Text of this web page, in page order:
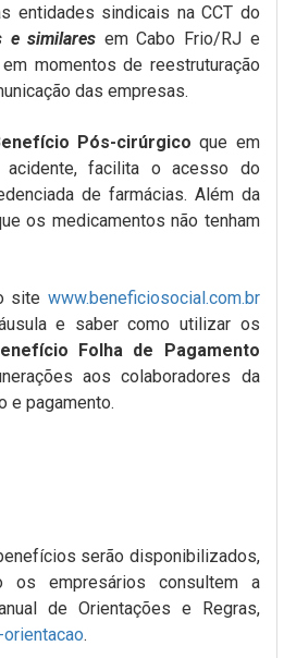
entidades sindicais na CCT do
e similares em Cabo Frio/RJ e
momentos de reestruturação
das empresas.
Pós-cirúrgicoque em
acidente, facilita o acesso do
de farmácias. Além da
os medicamentos não tenham
site www.beneficiosocial.com.br
e saber como utilizar os
Folha de Pagamento
aos colaboradores da
e pagamento.
serão disponibilizados,
os empresários consultem a
de Orientações e Regras,
.